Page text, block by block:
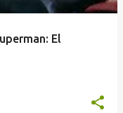
El